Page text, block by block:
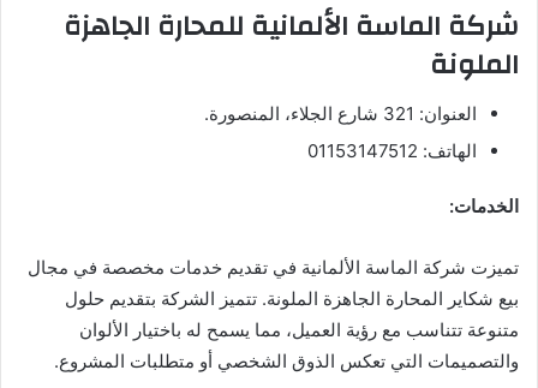
شركة الماسة الألمانية للمحارة الجاهزة
الملونة
العنوان: 321 شارع الجلاء، المنصورة.
الهاتف: 01153147512
الخدمات:
تميزت شركة الماسة الألمانية في تقديم خدمات مخصصة في مجال
بيع شكاير المحارة الجاهزة الملونة. تتميز الشركة بتقديم حلول
متنوعة تتناسب مع رؤية العميل، مما يسمح له باختيار الألوان
والتصميمات التي تعكس الذوق الشخصي أو متطلبات المشروع.